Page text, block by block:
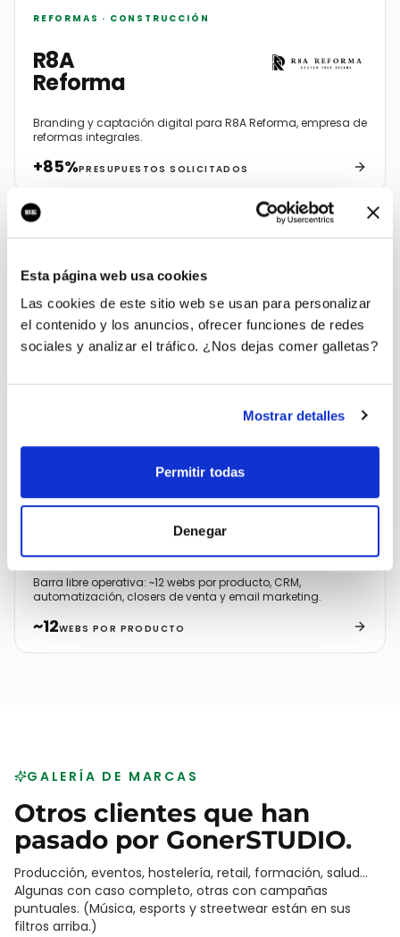
Esta página web usa cookies
Las cookies de este sitio web se usan para personalizar
el contenido y los anuncios, ofrecer funciones de redes
sociales y analizar el tráfico. ¿Nos dejas comer galletas?
Mostrar detalles
Permitir todas
Denegar
REFORMAS · CONSTRUCCIÓN
R8A
Reforma
Branding y captación digital para R8A Reforma, empresa de
reformas integrales.
+85%PRESUPUESTOS SOLICITADOS
INDUSTRIA · GEOLOCALIZACIÓN
Barra libre operativa: ~12 webs por producto, CRM,
automatización, closers de venta y email marketing.
~12WEBS POR PRODUCTO
GALERÍA DE MARCAS
Otros clientes que han
pasado por GonerSTUDIO.
Producción, eventos, hostelería, retail, formación, salud…
Algunas con caso completo, otras con campañas
puntuales. (Música, esports y streetwear están en sus
filtros arriba.)